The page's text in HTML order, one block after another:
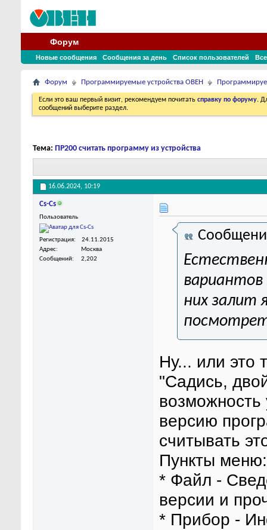
Форум
Новые сообщения Сообщения за день Список пользователей
Форум Программируемые устройства ОВЕН
Если это ваш первый визит, рекомендуем почитать справку по форуму.
сообщений выберите раздел.
Тема: ПР200 считать программу из устройства
16.06.2024, 10:19
Cs-Cs
Пользователь
Регистрация
24.11.2015
Адрес
Москва
Сообщений
2,202
вариантов
них залит
Ну... или это
"Садись,
версию
считывать
Пункты меню:
* Файл -
версии и
* Прибор -